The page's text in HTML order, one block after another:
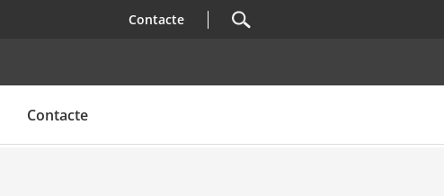
Contacte
Contacte